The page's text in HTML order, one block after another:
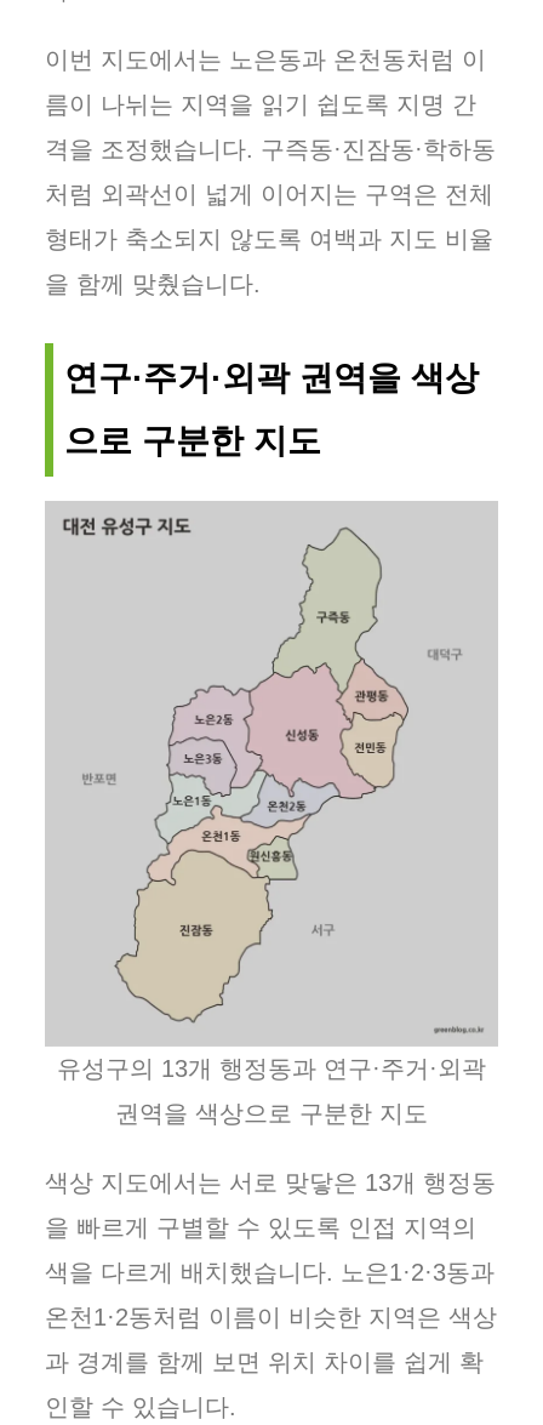
이번 지도에서는 노은동과 온천동처럼 이
름이 나뉘는 지역을 읽기 쉽도록 지명 간
격을 조정했습니다. 구즉동·진잠동·학하동
처럼 외곽선이 넓게 이어지는 구역은 전체
형태가 축소되지 않도록 여백과 지도 비율
을 함께 맞췄습니다.
연구·주거·외곽 권역을 색상
으로 구분한 지도
유성구의 13개 행정동과 연구·주거·외곽
권역을 색상으로 구분한 지도
색상 지도에서는 서로 맞닿은 13개 행정동
을 빠르게 구별할 수 있도록 인접 지역의
색을 다르게 배치했습니다. 노은1·2·3동과
온천1·2동처럼 이름이 비슷한 지역은 색상
과 경계를 함께 보면 위치 차이를 쉽게 확
인할 수 있습니다.